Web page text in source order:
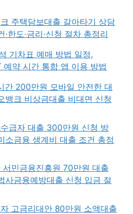
주택담보대출 갈아타기 상담
·한도·금리·신청 절차 총정리
기차표 예매 방법 일정,
예약 시간 통합 앱 이용 방법
간 200만원 모바일 안전한 대
뱅크 비상금대출 비대면 신청
급자 대출 300만원 신청 방
소금융 생계비 대출 조건 총정
서민금융진흥원 70만원 대출
사금융예방대출 신청 입금 절
고금리대안 80만원 소액대출